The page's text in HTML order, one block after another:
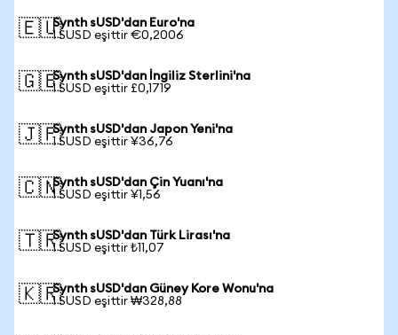
🇪🇺Synth sUSD'dan Euro'na
1 SUSD eşittir €0,2006
🇬🇧Synth sUSD'dan İngiliz Sterlini'na
1 SUSD eşittir £0,1719
🇯🇵Synth sUSD'dan Japon Yeni'na
1 SUSD eşittir ¥36,76
🇨🇳Synth sUSD'dan Çin Yuanı'na
1 SUSD eşittir ¥1,56
🇹🇷Synth sUSD'dan Türk Lirası'na
1 SUSD eşittir ₺11,07
🇰🇷Synth sUSD'dan Güney Kore Wonu'na
1 SUSD eşittir ₩328,88